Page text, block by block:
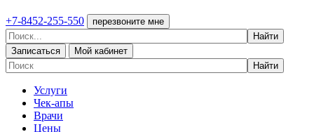
+7-8452-255-550 перезвоните мне
Записаться Мой кабинет
Услуги
Чек-апы
Врачи
Цены